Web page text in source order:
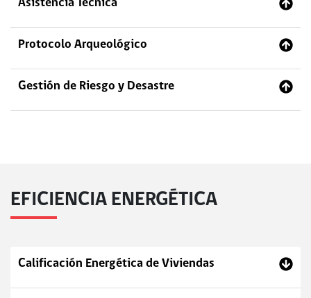
Asistencia Técnica
Protocolo Arqueológico
Gestión de Riesgo y Desastre
EFICIENCIA ENERGÉTICA
Calificación Energética de Viviendas